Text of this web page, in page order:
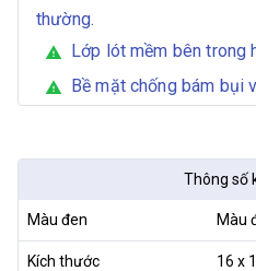
thường.
warning Lớp lót mềm bên trong
warning Bề mặt chống bám bụi
Thông số
Màu đen Màu
Kích thước 16 x